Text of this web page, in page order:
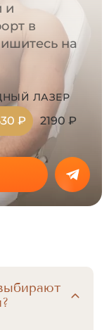
и
в
на
ЛАЗЕР
₽ 2190 ₽